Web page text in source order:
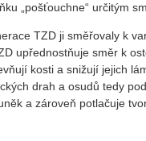
„pošťouchne“ určitým
TZD ji směřovaly k
upřednostňuje směr k
kosti a snižují jejich
drah a osudů tedy
a zároveň potlačuje